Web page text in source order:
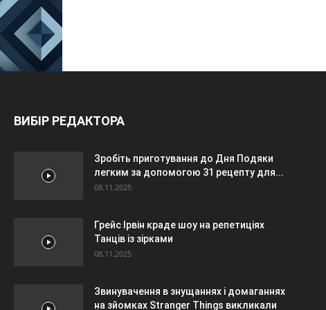
ВИБІР РЕДАКТОРА
Зробіть приготування до Дня Подяки
легким за допомогою 31 рецепту для...
08.11.2025
Грейс Ірвін краде шоу на репетиціях
Танців із зірками
08.11.2025
Звинувачення в знущаннях і домаганнях
на зйомках Stranger Things викликали